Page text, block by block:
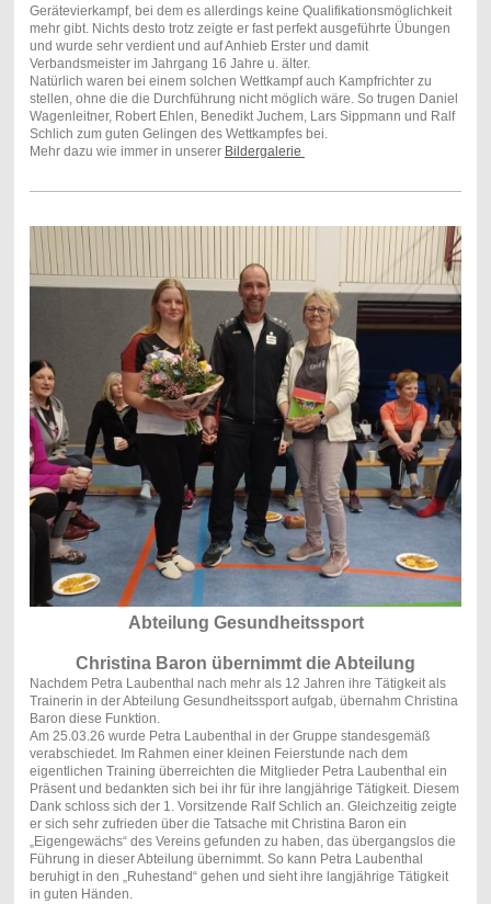
Gerätevierkampf, bei dem es allerdings keine Qualifikationsmöglichkeit
mehr gibt. Nichts desto trotz zeigte er fast perfekt ausgeführte Übungen
und wurde sehr verdient und auf Anhieb Erster und damit
Verbandsmeister im Jahrgang 16 Jahre u. älter.
Natürlich waren bei einem solchen Wettkampf auch Kampfrichter zu
stellen, ohne die die Durchführung nicht möglich wäre. So trugen Daniel
Wagenleitner, Robert Ehlen, Benedikt Juchem, Lars Sippmann und Ralf
Schlich zum guten Gelingen des Wettkampfes bei.
Mehr dazu wie immer in unserer Bildergalerie
Abteilung Gesundheitssport
Christina Baron übernimmt die Abteilung
Nachdem Petra Laubenthal nach mehr als 12 Jahren ihre Tätigkeit als
Trainerin in der Abteilung Gesundheitssport aufgab, übernahm Christina
Baron diese Funktion.
Am 25.03.26 wurde Petra Laubenthal in der Gruppe standesgemäß
verabschiedet. Im Rahmen einer kleinen Feierstunde nach dem
eigentlichen Training überreichten die Mitglieder Petra Laubenthal ein
Präsent und bedankten sich bei ihr für ihre langjährige Tätigkeit. Diesem
Dank schloss sich der 1. Vorsitzende Ralf Schlich an. Gleichzeitig zeigte
er sich sehr zufrieden über die Tatsache mit Christina Baron ein
„Eigengewächs“ des Vereins gefunden zu haben, das übergangslos die
Führung in dieser Abteilung übernimmt. So kann Petra Laubenthal
beruhigt in den „Ruhestand“ gehen und sieht ihre langjährige Tätigkeit
in guten Händen.